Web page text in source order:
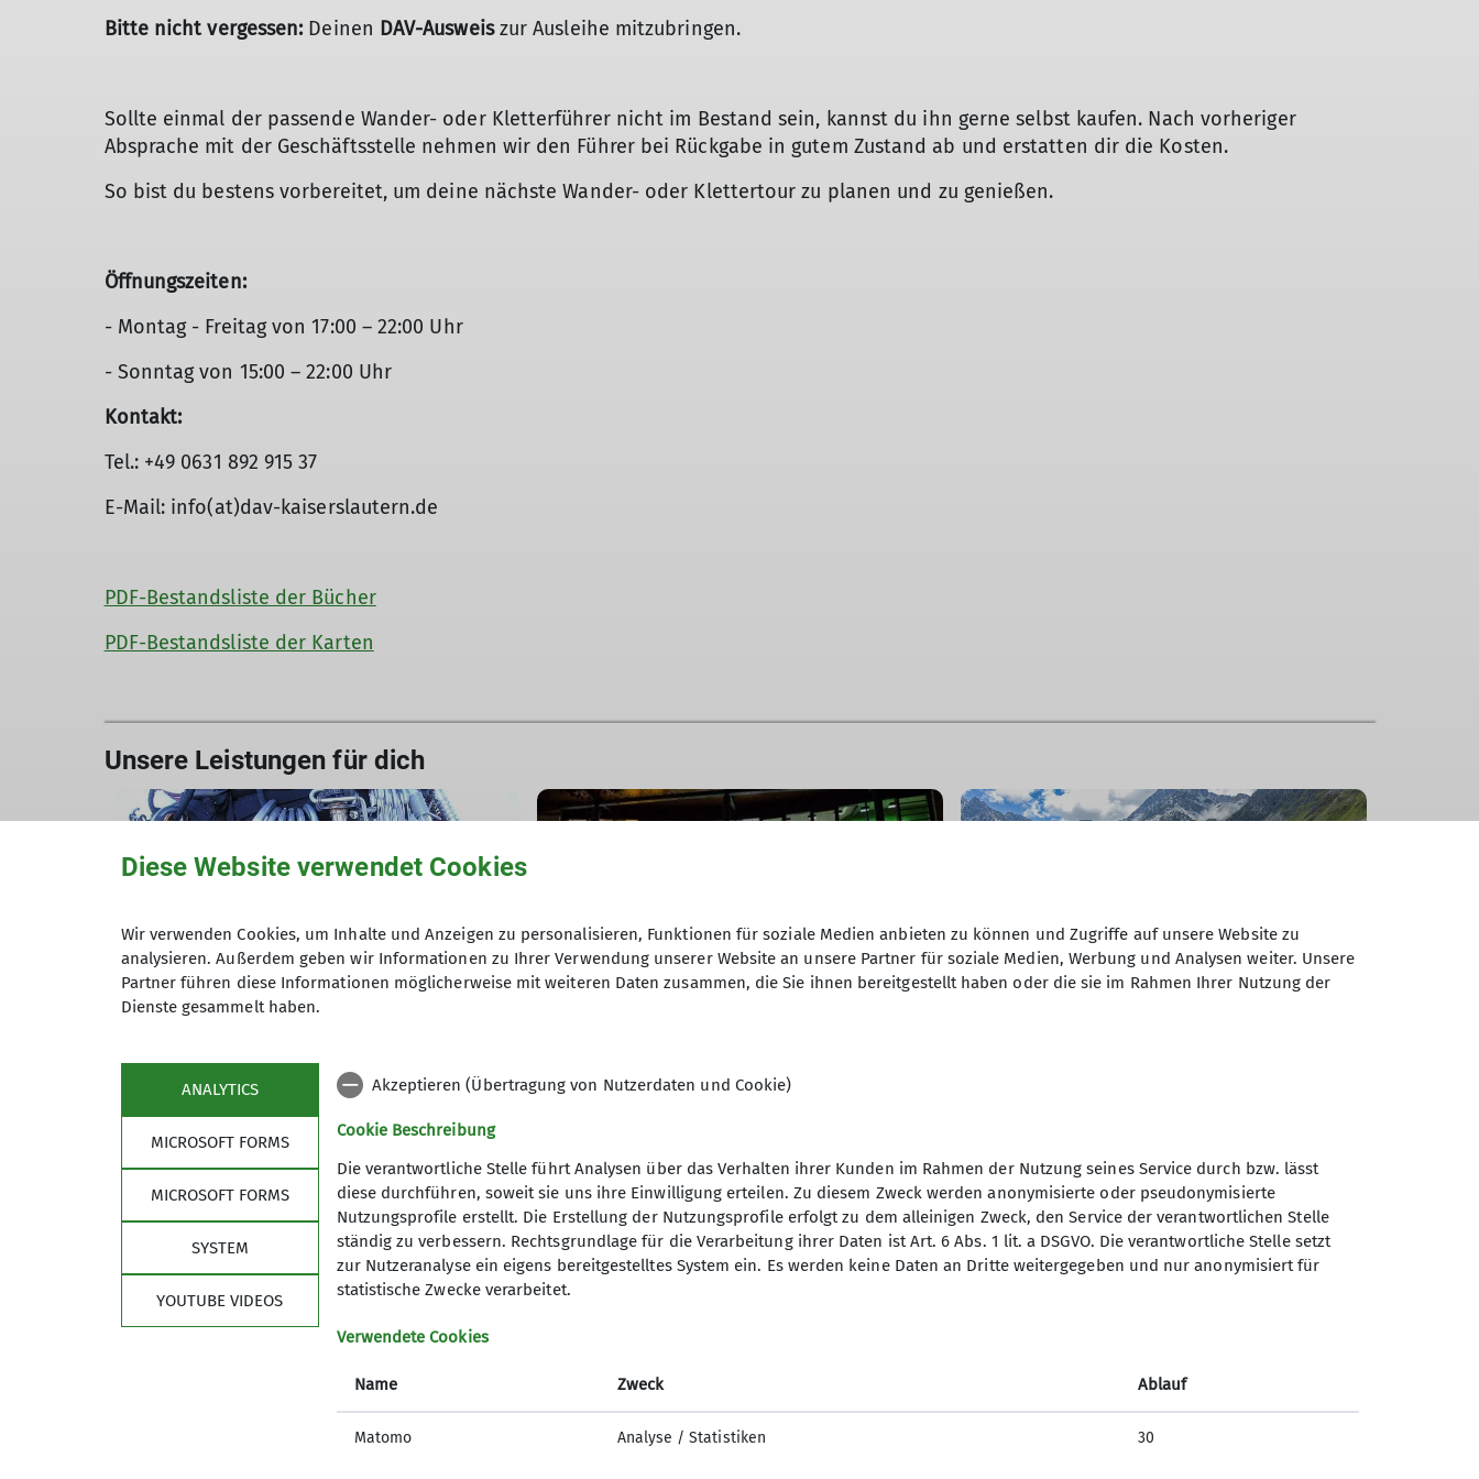
Bitte nicht vergessen: Deinen DAV-Ausweiszur Ausleihe mitzubringen.
Sollte einmal der passende Wander- oder Kletterführer nicht im Bestand sein, kannst du ihn gerne selbst kaufen. Nach vorheriger
Absprache mit der Geschäftsstelle nehmen wir den Führer bei Rückgabe in gutem Zustand ab und erstatten dir die Kosten.
So bist du bestens vorbereitet, um deine nächste Wander- oder Klettertour zu planen und zu genießen.
Öffnungszeiten:
- Montag - Freitag von 17:00 – 22:00 Uhr
- Sonntag von 15:00 – 22:00 Uhr
Kontakt:
Tel.: +49 0631 892 915 37
E-Mail: info(at)dav-kaiserslautern.de
PDF-Bestandsliste der Bücher
PDF-Bestandsliste der Karten
Unsere Leistungen für dich
Materialverleih Kletterhalle Mitglied werden
Sektion
Geschäftsstelle
Mitgliedschaft
Partner
e-motion
Service
Sektion Kaiserslautern des
Deutschen Alpenvereins e.V.
Ludwig-Thoma-Str. 1
Diese Website verwendet Cookies
Wir verwenden Cookies, um Inhalte und Anzeigen zu personalisieren, Funktionen für soziale Medien anbieten zu können und Zugriffe auf unsere Website zu
analysieren. Außerdem geben wir Informationen zu Ihrer Verwendung unserer Website an unsere Partner für soziale Medien, Werbung und Analysen weiter. Unsere
Partner führen diese Informationen möglicherweise mit weiteren Daten zusammen, die Sie ihnen bereitgestellt haben oder die sie im Rahmen Ihrer Nutzung der
Dienste gesammelt haben.
ANALYTICS
MICROSOFT FORMS
MICROSOFT FORMS
SYSTEM
YOUTUBE VIDEOS
Akzeptieren (Übertragung von Nutzerdaten und Cookie)
Cookie Beschreibung
Die verantwortliche Stelle führt Analysen über das Verhalten ihrer Kunden im Rahmen der Nutzung seines Service durch bzw. lässt
diese durchführen, soweit sie uns ihre Einwilligung erteilen. Zu diesem Zweck werden anonymisierte oder pseudonymisierte
Nutzungsprofile erstellt. Die Erstellung der Nutzungsprofile erfolgt zu dem alleinigen Zweck, den Service der verantwortlichen Stelle
ständig zu verbessern. Rechtsgrundlage für die Verarbeitung ihrer Daten ist Art. 6 Abs. 1 lit. a DSGVO. Die verantwortliche Stelle setzt
zur Nutzeranalyse ein eigens bereitgestelltes System ein. Es werden keine Daten an Dritte weitergegeben und nur anonymisiert für
statistische Zwecke verarbeitet.
Verwendete Cookies
Name Zweck Ablauf
Matomo Analyse / Statistiken 30